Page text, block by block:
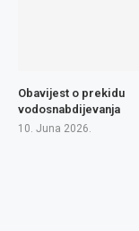
Obavijest o prekidu
vodosnabdijevanja
10. Juna 2026.